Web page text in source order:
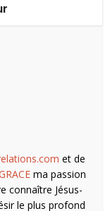
et de
ma passion
connaître Jésus-
le plus profond